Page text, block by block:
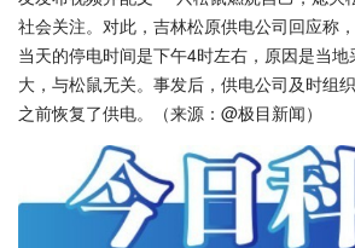
社会关注。对此，吉林松原供电公司回应称
当天的停电时间是下午4时左右，原因是当
大，与松鼠无关。事发后，供电公司及时组
之前恢复了供电。（来源：@极目新闻）